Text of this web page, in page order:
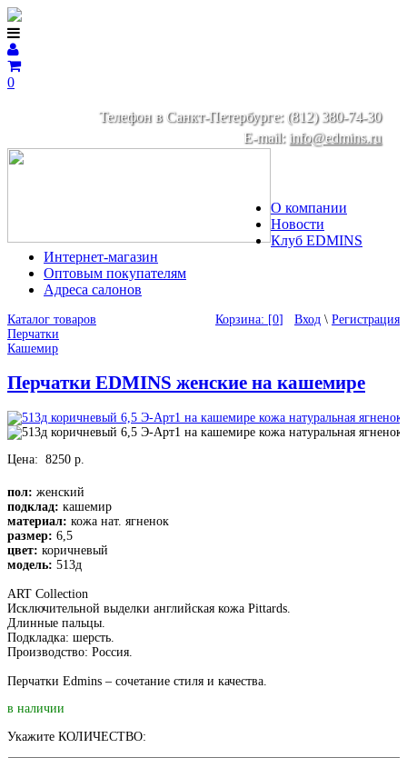
0
Телефон в Санкт-Петербурге: (812) 380-74-30
E-mail: info@edmins.ru
О компании
Новости
Клуб EDMINS
Интернет-магазин
Оптовым покупателям
Адреса салонов
Корзина: [0] Вход \ Регистрация
Каталог товаров
Перчатки
Кашемир
Перчатки EDMINS женские на кашемире
Цена: 8250 р.
пол: женский
подклад: кашемир
материал: кожа нат. ягненок
размер: 6,5
цвет: коричневый
модель: 513д
ART Collection
Исключительной выделки английская кожа Pittards.
Длинные пальцы.
Подкладка: шерсть.
Производство: Россия.
Перчатки Edmins – сочетание стиля и качества.
в наличии
Укажите КОЛИЧЕСТВО: